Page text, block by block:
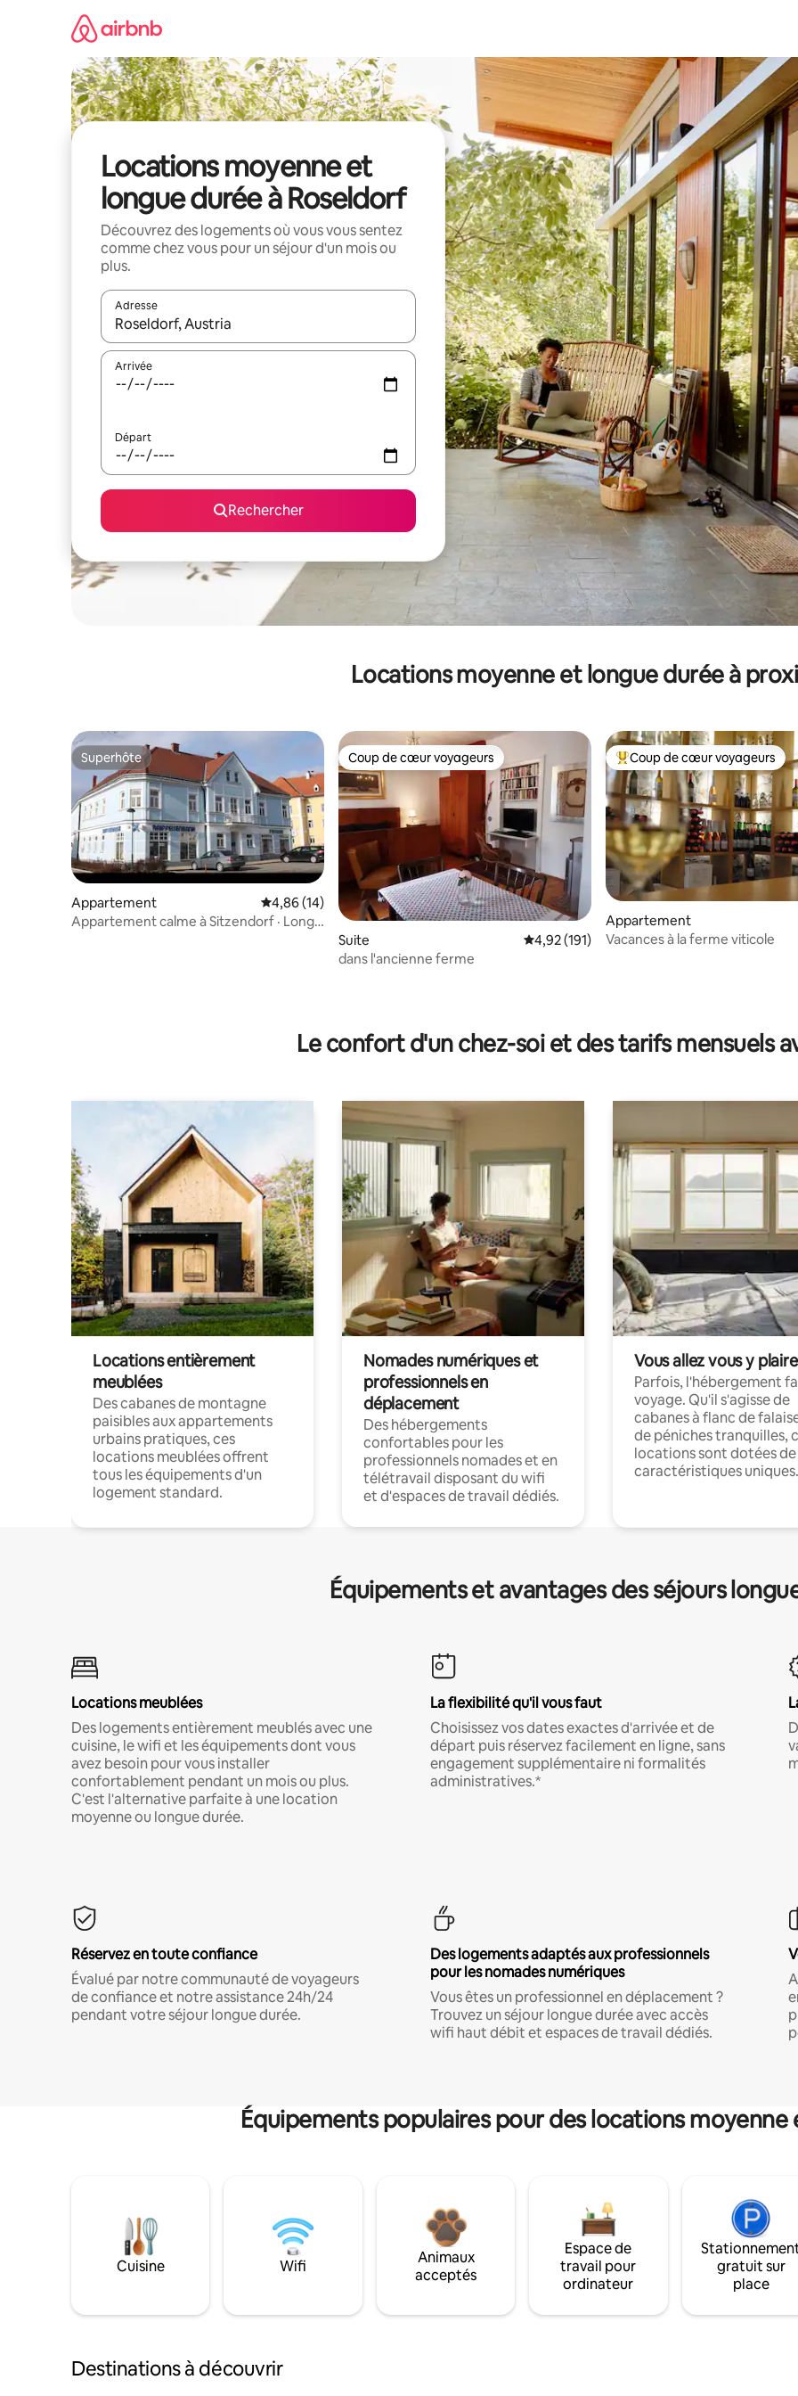
Locations moyenne et
longue durée à Roseldorf
Découvrez des logements où vous vous sentez
comme chez vous pour un séjour d'un mois ou
plus.
Adresse
Lorsque les résultats s'affichent, utilisez les flèches vers le haut et vers le bas pour les parcourir ou en appuyant et en
Arrivée
Départ
Rechercher
Locations moyenne et longue durée à
Superhôte
Superhôte
Appartement Évaluation moyenne sur la base de 14 commentaires : 4,86 sur 5
4,86 (14)
Appartement calme à Sitzendorf · Long
Coup de cœur voyageurs
Coup de cœur voyageurs
Suite Évaluation moyenne sur la base de 191
4,92 (191)
dans l'ancienne ferme
Coups de cœur voyageurs les
Coup de cœur voyageurs
Appartement
Vacances à la ferme viticole
Le confort d'un chez-soi et des tarifs mensuels
Locations entièrement
meublées
Des cabanes de montagne
paisibles aux appartements
urbains pratiques, ces
locations meublées offrent
tous les équipements d'un
logement standard.
Nomades numériques et
professionnels en
déplacement
Des hébergements
confortables pour les
professionnels nomades et en
télétravail disposant du wifi
et d'espaces de travail dédiés.
Vous allez vous y plaire
Parfois, l'hébergement
voyage. Qu'il s'agisse de
cabanes à flanc de
de péniches tranquilles,
locations sont dotées de
caractéristiques uniques.
Équipements et avantages des séjours
Locations meublées
Des logements entièrement meublés avec une
cuisine, le wifi et les équipements dont vous
avez besoin pour vous installer
confortablement pendant un mois ou plus.
C'est l'alternative parfaite à une location
moyenne ou longue durée.
La flexibilité qu'il vous faut
Choisissez vos dates exactes d'arrivée et de
départ puis réservez facilement en ligne, sans
engagement supplémentaire ni formalités
administratives.*
Réservez en toute confiance
Évalué par notre communauté de voyageurs
de confiance et notre assistance 24h/24
pendant votre séjour longue durée.
Des logements adaptés aux professionnels
pour les nomades numériques
Vous êtes un professionnel en déplacement ?
Trouvez un séjour longue durée avec accès
wifi haut débit et espaces de travail dédiés.
Équipements populaires pour des locations
Cuisine Wifi
Animaux
acceptés
Espace de
travail pour
ordinateur
gratuit sur
place
Destinations à découvrir